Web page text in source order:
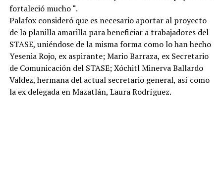
fortaleció mucho “.
Palafox consideró que es necesario aportar al proyecto
de la planilla amarilla para beneficiar a trabajadores del
STASE, uniéndose de la misma forma como lo han hecho
Yesenia Rojo, ex aspirante; Mario Barraza, ex Secretario
de Comunicación del STASE; Xóchitl Minerva Ballardo
Valdez, hermana del actual secretario general, así como
la ex delegada en Mazatlán, Laura Rodríguez.